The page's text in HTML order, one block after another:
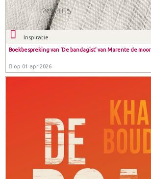
Inspiratie
Boekbespreking van 'De bandagist' van Marente de moor
op 01 apr 2026